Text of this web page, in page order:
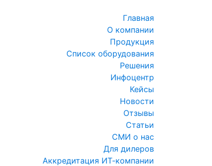
Главная
О компании
Продукция
Список оборудования
Решения
Инфоцентр
Кейсы
Новости
Отзывы
Статьи
СМИ о нас
Для дилеров
Аккредитация ИТ-компании